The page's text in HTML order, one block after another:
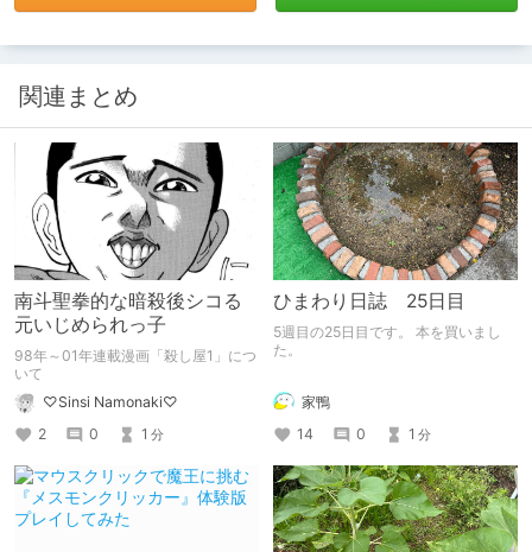
関連まとめ
南斗聖拳的な暗殺後シコる
元いじめられっ子
98年～01年連載漫画「殺し屋1」につ
いて
♡Sinsi Namonaki♡
2
0 1 分
ひまわり日誌 25日目
5週目の25日目です。 本を買いまし
た。
家鴨
14
0 1 分